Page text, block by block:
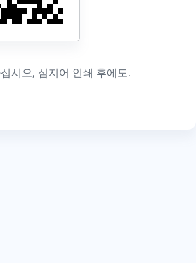
시오, 심지어 인쇄 후에도.